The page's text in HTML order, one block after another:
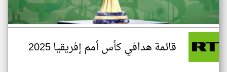
قائمة هدافي كأس أمم إفريقيا 2025